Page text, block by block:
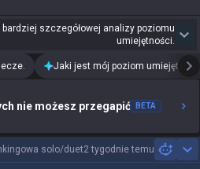
szczegółowej analizy poziomu
umiejętności.
Jaki jest mój poziom
nie możesz przegapić BETA
solo/duet2 tygodnie temu